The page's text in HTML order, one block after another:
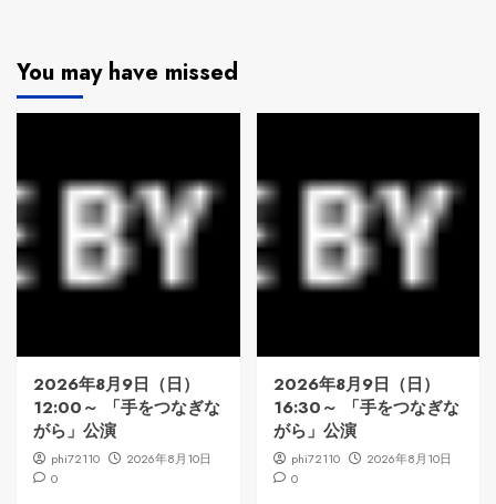
You may have missed
2026年8月9日（日）
12:00～ 「手をつなぎな
がら」公演
phi72110
2026年8月10日
0
2026年8月9日（日）
16:30～ 「手をつなぎな
がら」公演
phi72110
2026年8月10日
0